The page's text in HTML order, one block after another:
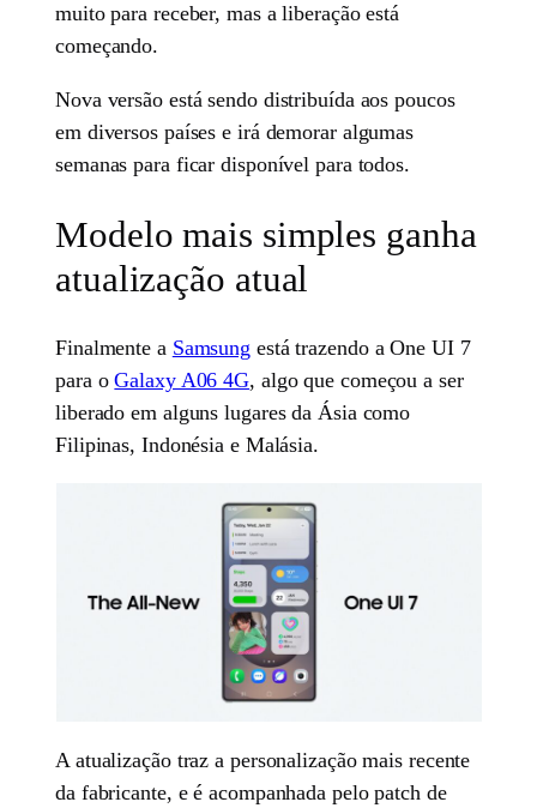
muito para receber, mas a liberação está
começando.
Nova versão está sendo distribuída aos poucos
em diversos países e irá demorar algumas
semanas para ficar disponível para todos.
Modelo mais simples ganha
atualização atual
Finalmente a Samsung está trazendo a One UI 7
para oGalaxy A06 4G, algo que começou a ser
liberado em alguns lugares da Ásia como
Filipinas, Indonésia e Malásia.
A atualização traz a personalização mais recente
da fabricante, e é acompanhada pelo patch de